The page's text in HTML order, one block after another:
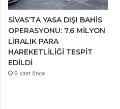
SİVAS’TA YASA DIŞI BAHİS
OPERASYONU: 7,6 MİLYON
LİRALIK PARA
HAREKETLİLİĞİ TESPİT
EDİLDİ
9 saat önce